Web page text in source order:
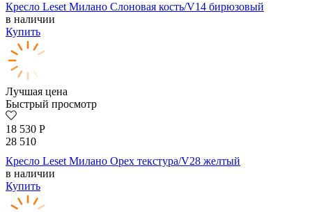
Кресло Leset Милано Слоновая кость/V14 бирюзовый
в наличии
Купить
Лучшая цена
Быстрый просмотр
18 530 Р
28 510
Кресло Leset Милано Орех текстура/V28 желтый
в наличии
Купить